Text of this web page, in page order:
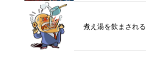
煮え湯を飲まされる